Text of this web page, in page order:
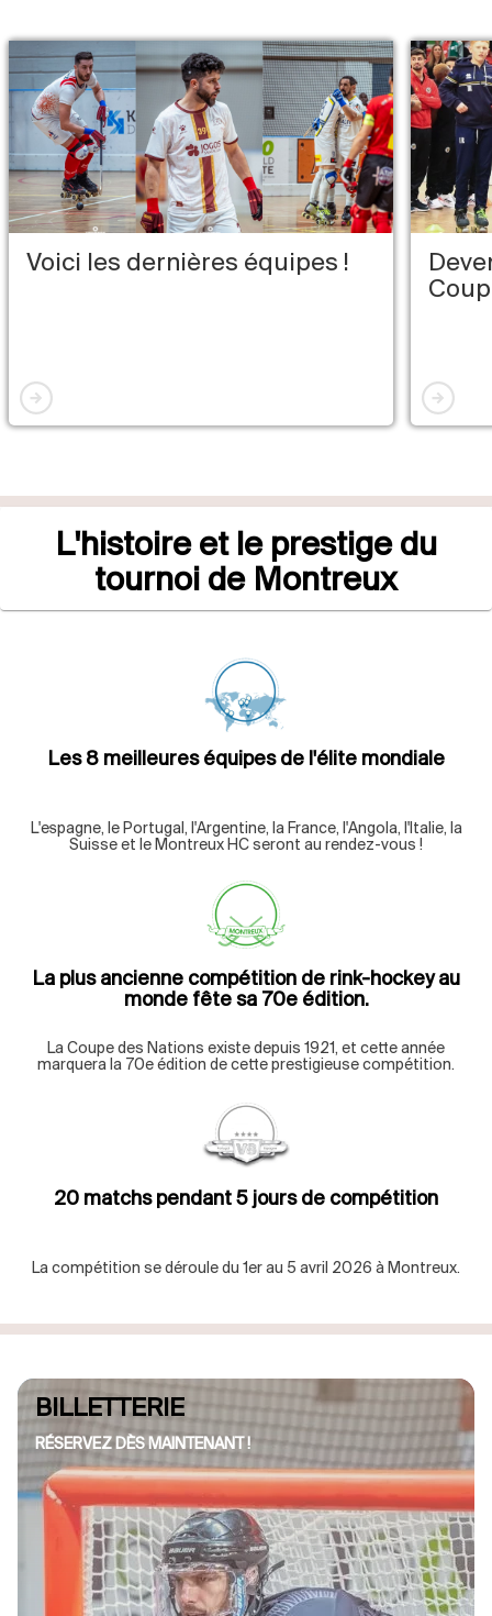
Voici les dernières équipes !
L'histoire et le prestige du
tournoi de Montreux
Les 8 meilleures équipes de l'élite mondiale
L'espagne, le Portugal, l'Argentine, la France, l'Angola, l'Italie, la
Suisse et le Montreux HC seront au rendez-vous !
La plus ancienne compétition de rink-hockey au
monde fête sa 70e édition.
La Coupe des Nations existe depuis 1921, et cette année
marquera la 70e édition de cette prestigieuse compétition.
20 matchs pendant 5 jours de compétition
La compétition se déroule du 1er au 5 avril 2026 à Montreux.
BILLETTERIE
RÉSERVEZ DÈS MAINTENANT !